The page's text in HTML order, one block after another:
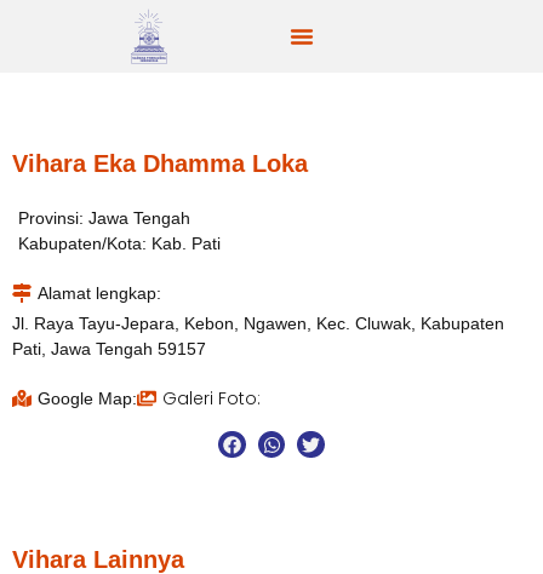
Vihara Eka Dhamma Loka
Provinsi: Jawa Tengah
Kabupaten/Kota: Kab. Pati
Alamat lengkap:
Jl. Raya Tayu-Jepara, Kebon, Ngawen, Kec. Cluwak, Kabupaten
Pati, Jawa Tengah 59157
Google Map: Galeri Foto:
Vihara Lainnya